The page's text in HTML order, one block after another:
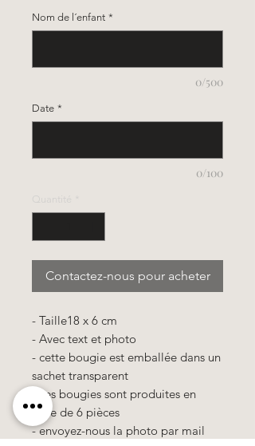
Nom de l´enfant *
0/500
Date *
0/100
Quantité
Contactez-nous pour acheter
- Taille18 x 6 cm
- Avec text et photo
- cette bougie est emballée dans un
sachet transparent
- ces bougies sont produites en
série de 6 pièces
- envoyez-nous la photo par mail